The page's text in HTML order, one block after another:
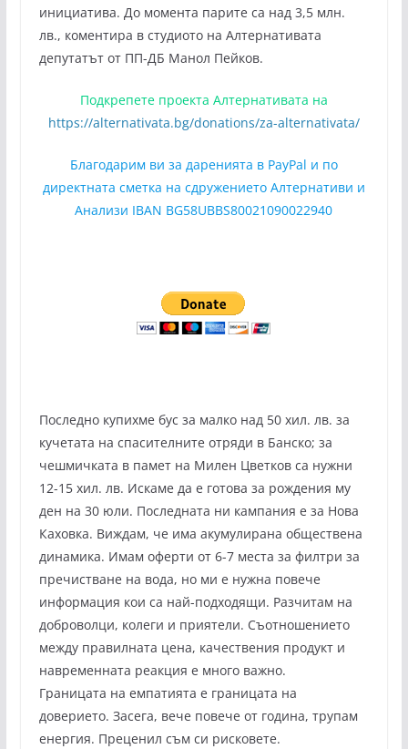
инициатива. До момента парите са над 3,5 млн.
лв., коментира в студиото на Алтернативата
депутатът от ПП-ДБ Манол Пейков.
Подкрепете проекта Алтернативата на
https://alternativata.bg/donations/za-alternativata/
Благодарим ви за даренията в PayPal и по
директната сметка на сдружението Алтернативи и
Анализи IBAN BG58UBBS80021090022940
Последно купихме бус за малко над 50 хил. лв. за
кучетата на спасителните отряди в Банско; за
чешмичката в памет на Милен Цветков са нужни
12-15 хил. лв. Искаме да е готова за рождения му
ден на 30 юли. Последната ни кампания е за Нова
Каховка. Виждам, че има акумулирана обществена
динамика. Имам оферти от 6-7 места за филтри за
пречистване на вода, но ми е нужна повече
информация кои са най-подходящи. Разчитам на
доброволци, колеги и приятели. Съотношението
между правилната цена, качествения продукт и
навременната реакция е много важно.
Границата на емпатията е границата на
доверието. Засега, вече повече от година, трупам
енергия. Преценил съм си рисковете.